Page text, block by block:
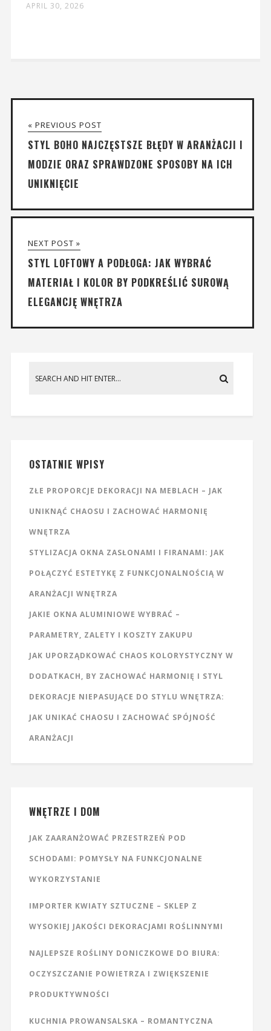
APRIL 30, 2026
« PREVIOUS POST
STYL BOHO NAJCZĘSTSZE BŁĘDY W ARANŻACJI I
MODZIE ORAZ SPRAWDZONE SPOSOBY NA ICH
UNIKNIĘCIE
NEXT POST »
STYL LOFTOWY A PODŁOGA: JAK WYBRAĆ
MATERIAŁ I KOLOR BY PODKREŚLIĆ SUROWĄ
ELEGANCJĘ WNĘTRZA
OSTATNIE WPISY
ZŁE PROPORCJE DEKORACJI NA MEBLACH – JAK
UNIKNĄĆ CHAOSU I ZACHOWAĆ HARMONIĘ
WNĘTRZA
STYLIZACJA OKNA ZASŁONAMI I FIRANAMI: JAK
POŁĄCZYĆ ESTETYKĘ Z FUNKCJONALNOŚCIĄ W
ARANŻACJI WNĘTRZA
JAKIE OKNA ALUMINIOWE WYBRAĆ –
PARAMETRY, ZALETY I KOSZTY ZAKUPU
JAK UPORZĄDKOWAĆ CHAOS KOLORYSTYCZNY W
DODATKACH, BY ZACHOWAĆ HARMONIĘ I STYL
DEKORACJE NIEPASUJĄCE DO STYLU WNĘTRZA:
JAK UNIKAĆ CHAOSU I ZACHOWAĆ SPÓJNOŚĆ
ARANŻACJI
WNĘTRZE I DOM
JAK ZAARANŻOWAĆ PRZESTRZEŃ POD
SCHODAMI: POMYSŁY NA FUNKCJONALNE
WYKORZYSTANIE
IMPORTER KWIATY SZTUCZNE – SKLEP Z
WYSOKIEJ JAKOŚCI DEKORACJAMI ROŚLINNYMI
NAJLEPSZE ROŚLINY DONICZKOWE DO BIURA:
OCZYSZCZANIE POWIETRZA I ZWIĘKSZENIE
PRODUKTYWNOŚCI
KUCHNIA PROWANSALSKA – ROMANTYCZNA